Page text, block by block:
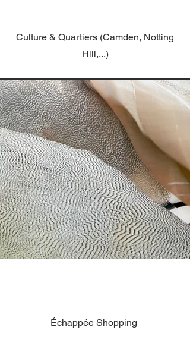
Culture & Quartiers (Camden, Notting
Hill,...)
Échappée Shopping